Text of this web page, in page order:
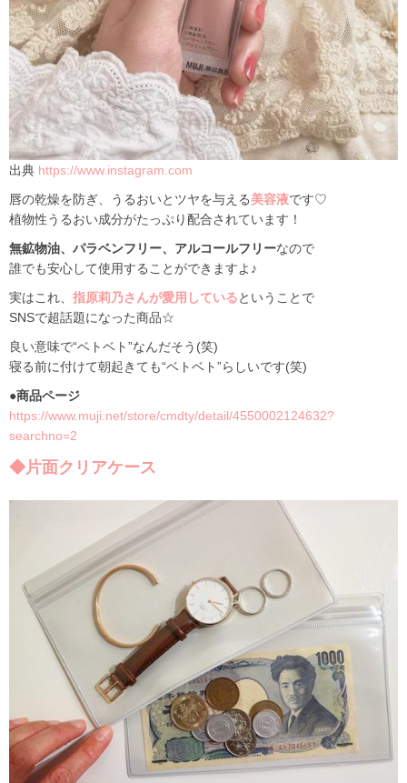
出典 https://www.instagram.com
唇の乾燥を防ぎ、うるおいとツヤを与える美容液です♡
植物性うるおい成分がたっぷり配合されています！
無鉱物油、パラベンフリー、アルコールフリーなので
誰でも安心して使用することができますよ♪
実はこれ、 指原莉乃さんが愛用しているということで
SNSで超話題になった商品☆
良い意味で“ベトベト”なんだそう(笑)
寝る前に付けて朝起きても“ベトベト”らしいです(笑)
●商品ページ
https://www.muji.net/store/cmdty/detail/4550002124632?
searchno=2
◆片面クリアケース